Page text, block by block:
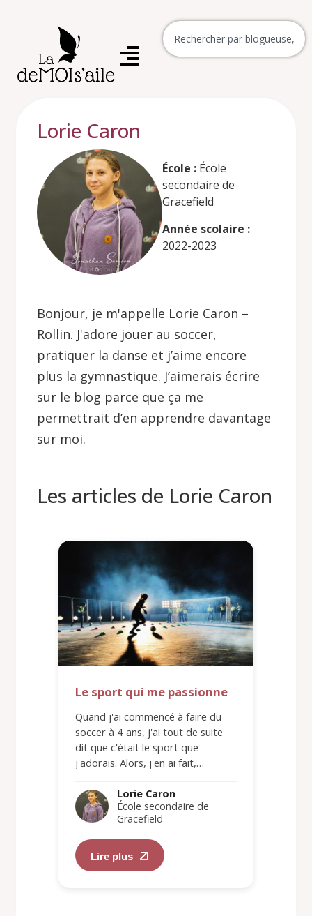
Lorie Caron
École : École
secondaire de
Gracefield
Année scolaire :
2022-2023
Bonjour, je m'appelle Lorie Caron –
Rollin. J'adore jouer au soccer,
pratiquer la danse et j’aime encore
plus la gymnastique. J’aimerais écrire
sur le blog parce que ça me
permettrait d’en apprendre davantage
sur moi.
Les articles de Lorie Caron
Le sport qui me passionne
Quand j'ai commencé à faire du
soccer à 4 ans, j'ai tout de suite
dit que c'était le sport que
j'adorais. Alors, j'en ai fait,…
Lorie Caron
École secondaire de
Gracefield
Lire plus